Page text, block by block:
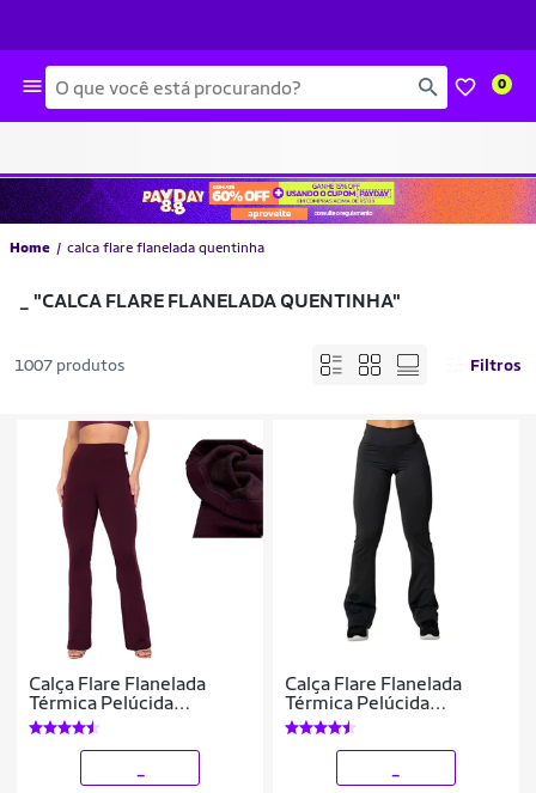
Busca 0
Home calca flare flanelada quentinha
"CALCA FLARE FLANELADA QUENTINHA"
1007 produtos Filtros
Calça Flare Flanelada
Térmica Pelúcida
Quentinha Inverno
Calça Flare Flanelada
Térmica Pelúcida
Quentinha Inverno